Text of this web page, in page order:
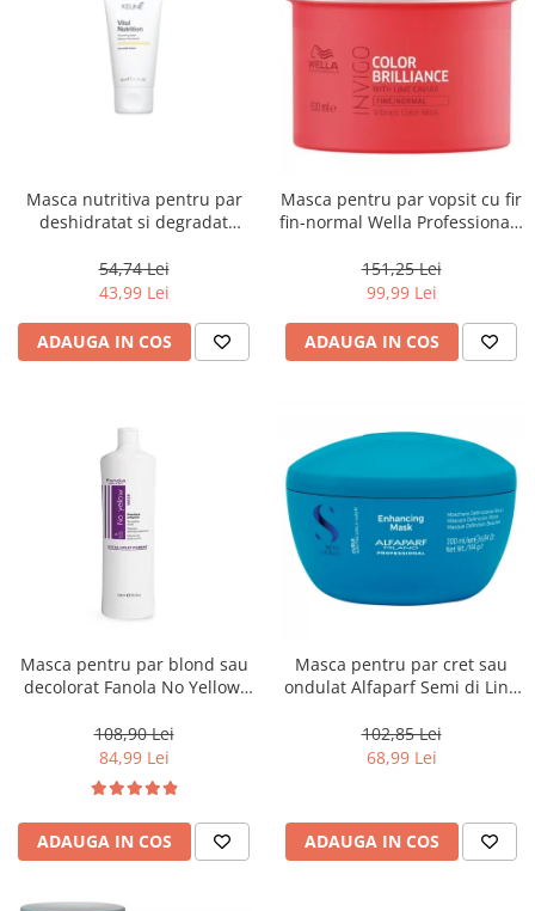
Masca nutritiva pentru par
deshidratat si degradat
Mask, 50 ml
54,74 Lei
43,99 Lei
ADAUGA IN COS
Masca pentru par vopsit cu fir
fin-normal Wella Professionals
151,25 Lei
99,99 Lei
ADAUGA IN COS
Masca pentru par blond sau
decolorat Fanola No Yellow,
108,90 Lei
84,99 Lei
ADAUGA IN COS
Masca pentru par cret sau
ondulat Alfaparf Semi di Lino
102,85 Lei
68,99 Lei
ADAUGA IN COS